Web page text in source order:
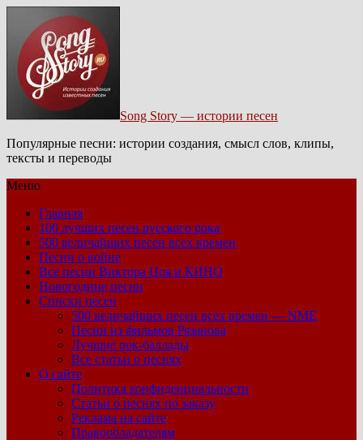
Song Story — истории песен
Популярные песни: истории создания, смысл слов, клипы,
тексты и переводы
Меню
Главная
100 лучших песен русского рока
500 величайших песен всех времен
Песни о войне
Все песни Виктора Цоя и КИНО
Новогодние песни
Списки песен
500 величайших песен всех времен — NME
Песни из фильмов Рязанова
Лучшие рок-баллады
Все статьи о песнях
О сайте
Политика конфиденциальности
Статьи о песнях по заказу
Реклама на сайте
Правообладателям